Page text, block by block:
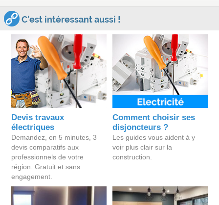
C'est intéressant aussi !
Devis travaux
électriques
Demandez, en 5 minutes, 3
devis comparatifs aux
professionnels de votre
région. Gratuit et sans
engagement.
Comment choisir ses
disjoncteurs ?
Les guides vous aident à y
voir plus clair sur la
construction.